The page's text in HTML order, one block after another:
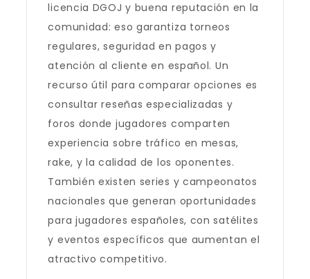
licencia DGOJ y buena reputación en la
comunidad: eso garantiza torneos
regulares, seguridad en pagos y
atención al cliente en español. Un
recurso útil para comparar opciones es
consultar reseñas especializadas y
foros donde jugadores comparten
experiencia sobre tráfico en mesas,
rake, y la calidad de los oponentes.
También existen series y campeonatos
nacionales que generan oportunidades
para jugadores españoles, con satélites
y eventos específicos que aumentan el
atractivo competitivo.